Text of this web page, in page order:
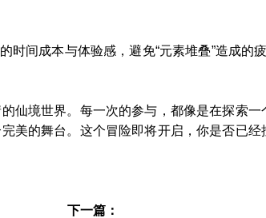
间成本与体验感，避免“元素堆叠”造成的
仙境世界。每一次的参与，都像是在探索
美的舞台。这个冒险即将开启，你是否已
下一篇：